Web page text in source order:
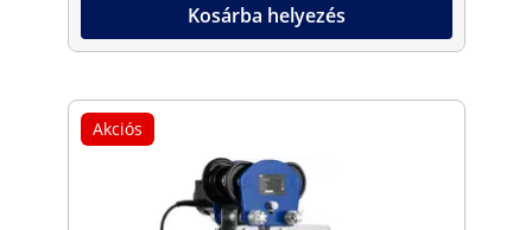
Kosárba helyezés
Akciós